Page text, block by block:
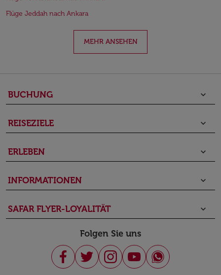
Flüge Jeddah nach Ankara
MEHR ANSEHEN
BUCHUNG keyboard_arrow_down
REISEZIELE keyboard_arrow_down
ERLEBEN keyboard_arrow_down
INFORMATIONEN keyboard_arrow_down
SAFAR FLYER-LOYALITÄT keyboard_arrow_down
Folgen Sie uns